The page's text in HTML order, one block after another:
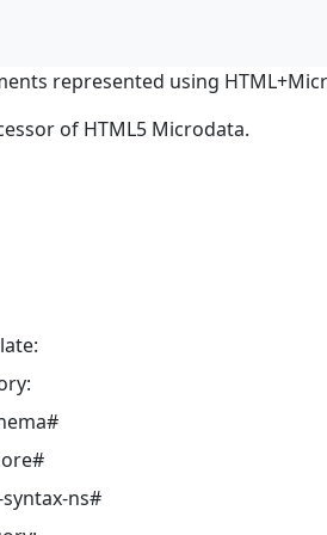
represented using
of HTML5 Microdata.
ns#